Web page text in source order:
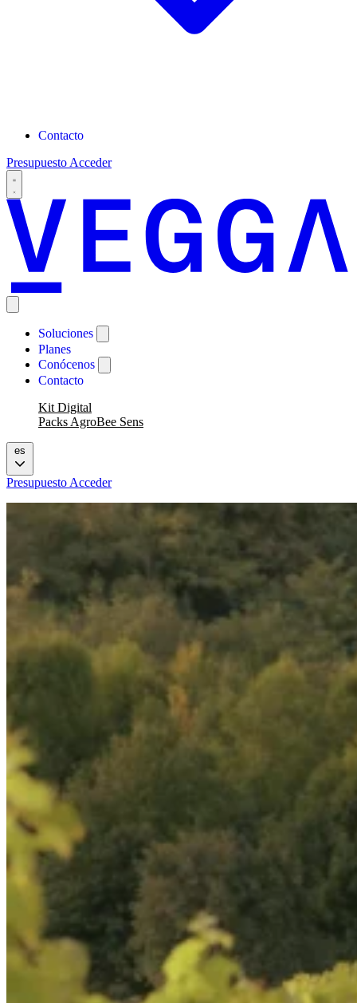
Contacto
PresupuestoAcceder
Soluciones
Planes
Conócenos
Contacto
Kit Digital
Packs AgroBee Sens
es
Presupuesto Acceder